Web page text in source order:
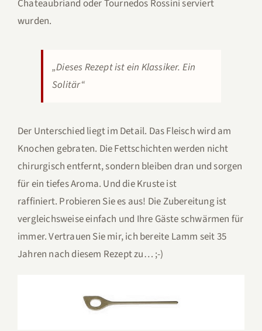
Chateaubriand oder Tournedos Rossini serviert
wurden.
„Dieses Rezept ist ein Klassiker. Ein
Solitär“
Der Unterschied liegt im Detail. Das Fleisch wird am
Knochen gebraten. Die Fettschichten werden nicht
chirurgisch entfernt, sondern bleiben dran und sorgen
für ein tiefes Aroma. Und die Kruste ist
raffiniert. Probieren Sie es aus! Die Zubereitung ist
vergleichsweise einfach und Ihre Gäste schwärmen für
immer. Vertrauen Sie mir, ich bereite Lamm seit 35
Jahren nach diesem Rezept zu… ;-)